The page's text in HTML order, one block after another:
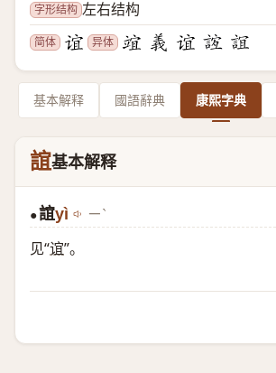
字形结构 左右结构
简体 异体
基本解释 國語辭典 康熙字典
誼基本解释
●誼yì ㄧˋ
见“谊”。